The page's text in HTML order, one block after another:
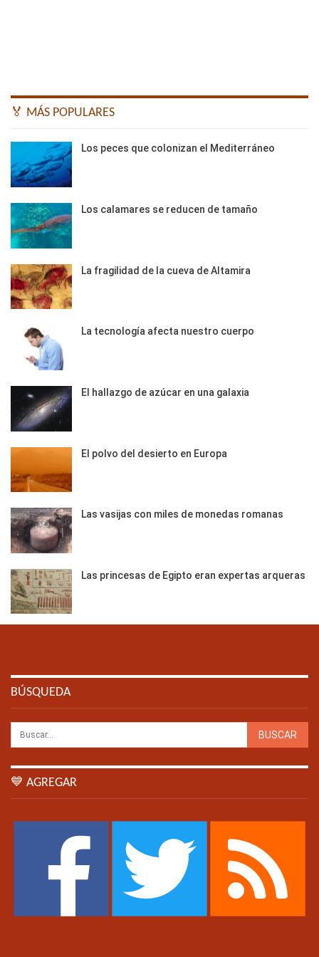
🏅 MÁS POPULARES
Los peces que colonizan el Mediterráneo
Los calamares se reducen de tamaño
La fragilidad de la cueva de Altamira
La tecnología afecta nuestro cuerpo
El hallazgo de azúcar en una galaxia
El polvo del desierto en Europa
Las vasijas con miles de monedas romanas
Las princesas de Egipto eran expertas arqueras
BÚSQUEDA
💙 AGREGAR